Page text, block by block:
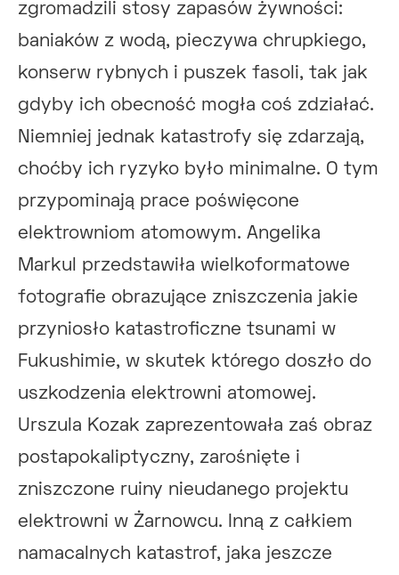
zgromadzili stosy zapasów żywności:
baniaków z wodą, pieczywa chrupkiego,
konserw rybnych i puszek fasoli, tak jak
gdyby ich obecność mogła coś zdziałać.
Niemniej jednak katastrofy się zdarzają,
choćby ich ryzyko było minimalne. O tym
przypominają prace poświęcone
elektrowniom atomowym. Angelika
Markul przedstawiła wielkoformatowe
fotografie obrazujące zniszczenia jakie
przyniosło katastroficzne tsunami w
Fukushimie, w skutek którego doszło do
uszkodzenia elektrowni atomowej.
Urszula Kozak zaprezentowała zaś obraz
postapokaliptyczny, zarośnięte i
zniszczone ruiny nieudanego projektu
elektrowni w Żarnowcu. Inną z całkiem
namacalnych katastrof, jaka jeszcze